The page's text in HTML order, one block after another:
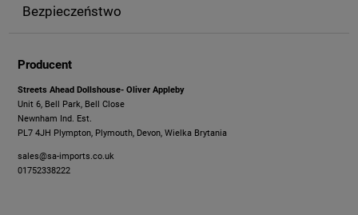
Bezpieczeństwo
Producent
Streets Ahead Dollshouse- Oliver Appleby
Unit 6, Bell Park, Bell Close
Newnham Ind. Est.
PL7 4JH Plympton, Plymouth, Devon, Wielka Brytania
sales@sa-imports.co.uk
01752338222